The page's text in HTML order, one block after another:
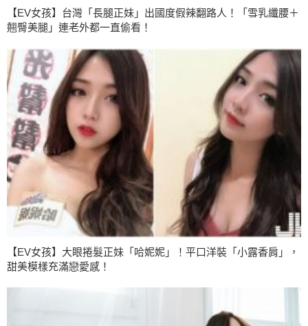
【EV女孩】台灣「長腿正妹」出國度假辣翻路人！「雪乳纖腰＋
翹臀美腿」連老外都一直偷看！
【EV女孩】大眼捲髮正妹「哈妮妮」！平口洋裝「小露香肩」，
甜美模樣充滿戀愛感！